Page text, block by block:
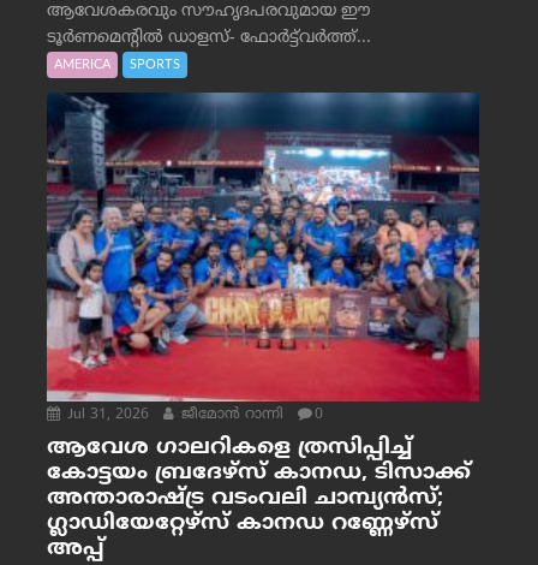
ആവേശകരവും സൗഹൃദപരവുമായ ഈ
ടൂർണമെന്റിൽ ഡാളസ്- ഫോർട്ട്‌വര്‍ത്ത്...
AMERICA SPORTS
Jul 31, 2026 ജീമോന്‍ റാന്നി 0
ആവേശ ഗാലറികളെ ത്രസിപ്പിച്ച്
കോട്ടയം ബ്രദേഴ്‌സ് കാനഡ, ടിസാക്ക്
അന്താരാഷ്ട്ര വടംവലി ചാമ്പ്യന്‍സ്;
ഗ്ലാഡിയേറ്റേഴ്‌സ് കാനഡ റണ്ണേഴ്‌സ്
അപ്പ്